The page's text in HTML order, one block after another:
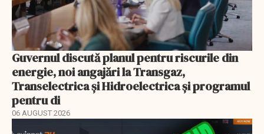
Guvernul discută planul pentru riscurile din
energie, noi angajări la Transgaz,
Transelectrica și Hidroelectrica și programul
pentru di
06 AUGUST 2026